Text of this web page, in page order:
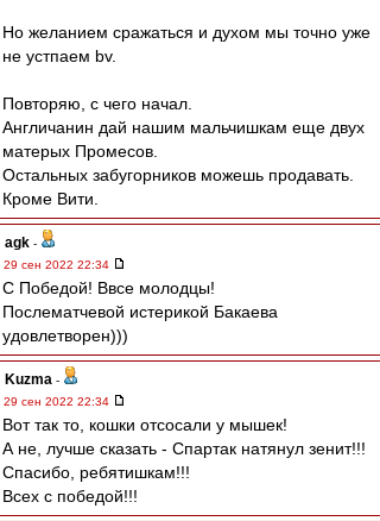
Но желанием сражаться и духом мы точно уже
не устпаем bv.
Повторяю, с чего начал.
Англичанин дай нашим мальчишкам еще двух
матерых Промесов.
Остальных забугорников можешь продавать.
Кроме Вити.
agk -
29 сен 2022 22:34
С Победой! Ввсе молодцы!
Послематчевой истерикой Бакаева
удовлетворен)))
Kuzma -
29 сен 2022 22:34
Вот так то, кошки отсосали у мышек!
А не, лучше сказать - Спартак натянул зенит!!!
Спасибо, ребятишкам!!!
Всех с победой!!!